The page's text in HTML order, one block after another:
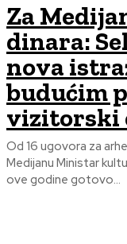
Za
dinara:
nova
budućim
vizitorski
Od 16 ugovora za
Medijanu Ministar kulture Nikola Selaković izjavio je u Nišu da će
ove godine gotovo...